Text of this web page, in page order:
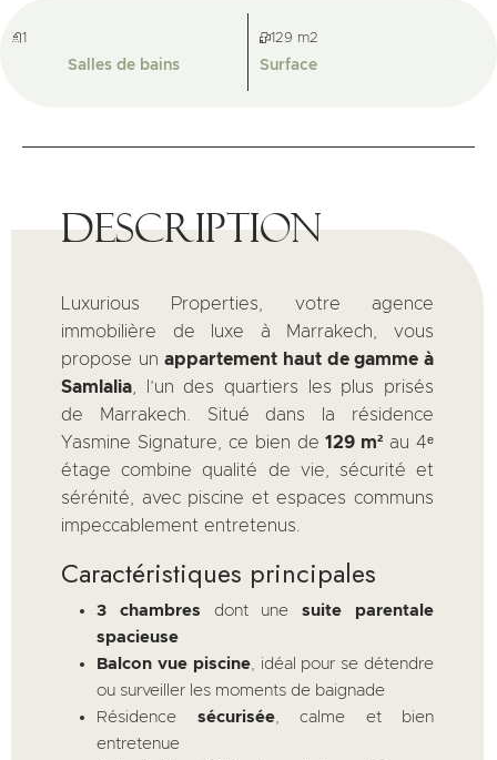
1
Salles de bains
129 m2
Surface
Description
Luxurious Properties, votre agence
immobilière de luxe à Marrakech, vous
propose unappartement haut de gamme à
Samlalia , l’un des quartiers les plus prisés
de Marrakech. Situé dans la résidence
Yasmine Signature, ce bien de129 m² au 4ᵉ
étage combine qualité de vie, sécurité et
sérénité, avec piscine et espaces communs
impeccablement entretenus.
Caractéristiques principales
3 chambres dont unesuite parentale
spacieuse
Balcon vue piscine, idéal pour se détendre
ou surveiller les moments de baignade
Résidence sécurisée, calme et bien
entretenue